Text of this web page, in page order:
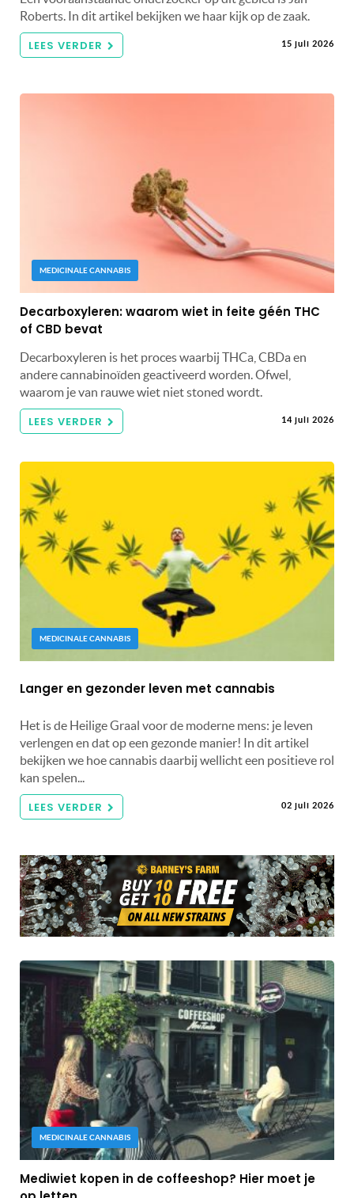
Roberts. In dit artikel bekijken we haar kijk op de zaak.
LEES VERDER 15 juli 2026
MEDICINALE CANNABIS
Decarboxyleren: waarom wiet in feite géén THC
of CBD bevat
Decarboxyleren is het proces waarbij THCa, CBDa en
andere cannabinoïden geactiveerd worden. Ofwel,
waarom je van rauwe wiet niet stoned wordt.
LEES VERDER 14 juli 2026
MEDICINALE CANNABIS
Langer en gezonder leven met cannabis
Het is de Heilige Graal voor de moderne mens: je leven
verlengen en dat op een gezonde manier! In dit artikel
bekijken we hoe cannabis daarbij wellicht een positieve rol
kan spelen...
LEES VERDER 02 juli 2026
MEDICINALE CANNABIS
Mediwiet kopen in de coffeeshop? Hier moet je